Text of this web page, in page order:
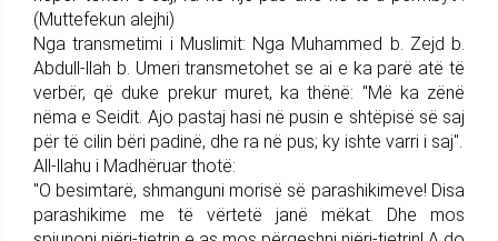
(Muttefekun alejhi)
Nga transmetimi i Muslimit: Nga Muhammed b. Zejd b.
Abdull-llah b. Umeri trans­me­tohet se ai e ka parë atë të
verbër, që duke prekur muret, ka thënë: "Më ka zënë
nëma e Seidit. Ajo pastaj hasi në pusin e shtëpisë së saj
për të cilin bëri padinë, dhe ra në pus; ky ishte varri i saj".
All-llahu i Madhëruar thotë:
"O besimtarë, shmanguni morisë së parashikimeve! Disa
parashikime me të vërtetë janë mëkat. Dhe mos